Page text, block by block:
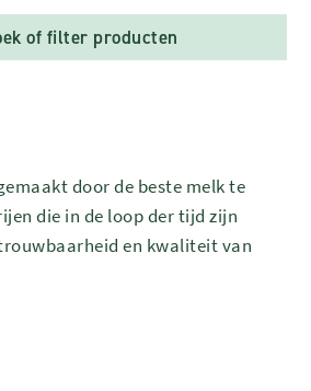
of filter producten
door de beste melk te
die in de loop der tijd zijn
en kwaliteit van